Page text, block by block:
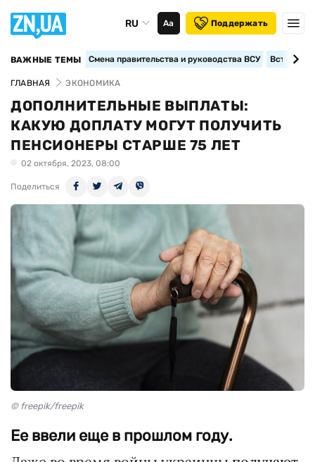
RU Аа Поддержать
ВАЖНЫЕ ТЕМЫ Смена правительства и руководства ВСУ
ГЛАВНАЯ ЭКОНОМИКА
ДОПОЛНИТЕЛЬНЫЕ ВЫПЛАТЫ:
КАКУЮ ДОПЛАТУ МОГУТ ПОЛУЧИТЬ
ПЕНСИОНЕРЫ СТАРШЕ 75 ЛЕТ
02 октября, 2023, 08:00
Поделиться
© freepik/freepik
Ее ввели еще в прошлом году.